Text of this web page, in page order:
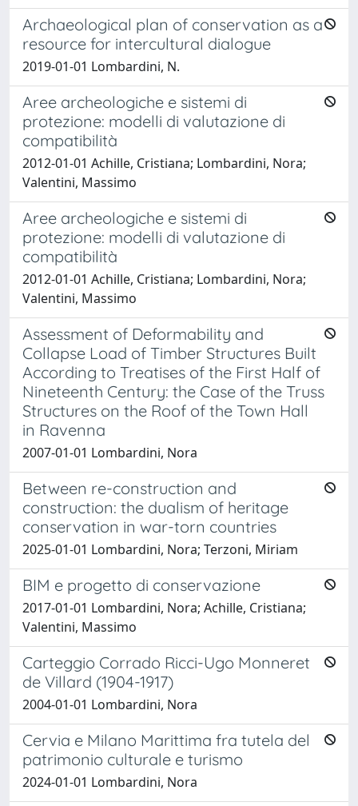
Archaeological plan of conservation as a
resource for intercultural dialogue
2019-01-01 Lombardini, N.
Aree archeologiche e sistemi di
protezione: modelli di valutazione di
compatibilità
2012-01-01 Achille, Cristiana; Lombardini, Nora;
Valentini, Massimo
Aree archeologiche e sistemi di
protezione: modelli di valutazione di
compatibilità
2012-01-01 Achille, Cristiana; Lombardini, Nora;
Valentini, Massimo
Assessment of Deformability and
Collapse Load of Timber Structures Built
According to Treatises of the First Half of
Nineteenth Century: the Case of the Truss
Structures on the Roof of the Town Hall
in Ravenna
2007-01-01 Lombardini, Nora
Between re-construction and
construction: the dualism of heritage
conservation in war-torn countries
2025-01-01 Lombardini, Nora; Terzoni, Miriam
BIM e progetto di conservazione
2017-01-01 Lombardini, Nora; Achille, Cristiana;
Valentini, Massimo
Carteggio Corrado Ricci-Ugo Monneret
de Villard (1904-1917)
2004-01-01 Lombardini, Nora
Cervia e Milano Marittima fra tutela del
patrimonio culturale e turismo
2024-01-01 Lombardini, Nora